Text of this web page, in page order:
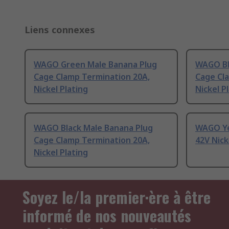
Liens connexes
WAGO Green Male Banana Plug
Cage Clamp Termination 20A,
Nickel Plating
WAGO
Cage
Nickel
WAGO Black Male Banana Plug
Cage Clamp Termination 20A,
Nickel Plating
WAGO
42V
Soyez le/la premier·ère à être
informé de nos nouveautés